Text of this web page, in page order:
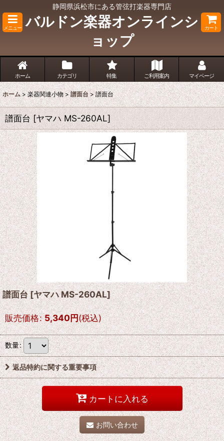
静岡県浜松市にある管弦打楽器専門店
メニュー
バルドン楽器オンラインシ
ョップ
カート
ホーム カテゴリ 特集 ご利用案内 マイページ
ホーム > 楽器関連小物 > 譜面台 > 譜面台
譜面台 [ヤマハ MS-260AL]
譜面台[ヤマハ MS-260AL]
販売価格: 5,340円(税込)
数量:
返品特約に関する重要事項
カートに入れる
お問い合わせ